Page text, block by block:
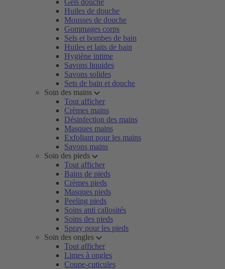
Gels douche
Huiles de douche
Mousses de douche
Gommages corps
Sels et bombes de bain
Huiles et laits de bain
Hygiène intime
Savons liquides
Savons solides
Sets de bain et douche
Soin des mains
Tout afficher
Crèmes mains
Désinfection des mains
Masques mains
Exfoliant pour les mains
Savons mains
Soin des pieds
Tout afficher
Bains de pieds
Crèmes pieds
Masques pieds
Peeling pieds
Soins anti callosités
Soins des pieds
Spray pour les pieds
Soin des ongles
Tout afficher
Limes à ongles
Coupe-cuticules